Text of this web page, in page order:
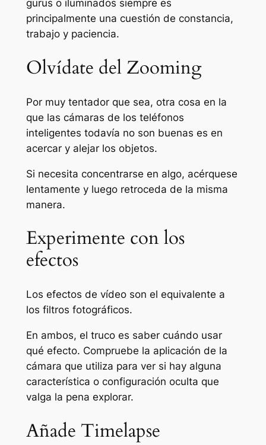
gurus o iluminados siempre es
principalmente una cuestión de constancia,
trabajo y paciencia.
Olvídate del Zooming
Por muy tentador que sea, otra cosa en la
que las cámaras de los teléfonos
inteligentes todavía no son buenas es en
acercar y alejar los objetos.
Si necesita concentrarse en algo, acérquese
lentamente y luego retroceda de la misma
manera.
Experimente con los
efectos
Los efectos de vídeo son el equivalente a
los filtros fotográficos.
En ambos, el truco es saber cuándo usar
qué efecto. Compruebe la aplicación de la
cámara que utiliza para ver si hay alguna
característica o configuración oculta que
valga la pena explorar.
Añade Timelapse